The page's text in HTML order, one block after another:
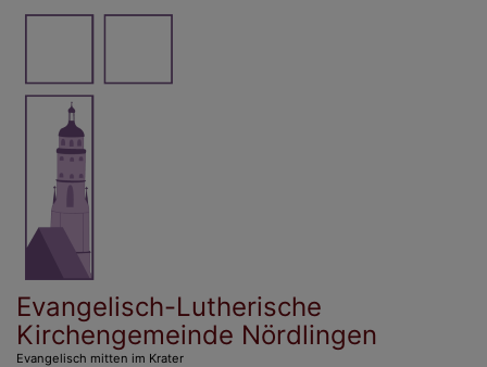
Direkt
Evangelisch-Lutherische
Kirchengemeinde Nördlingen
Evangelisch mitten im Krater